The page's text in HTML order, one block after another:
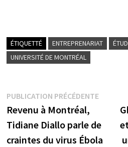
ÉTIQUETTÉ ENTREPRENARIAT
UNIVERSITÉ DE MONTRÉAL
Navigation
de
l’article
PUBLICATION PRÉCÉDENTE
Revenu à Montréal,
Tidiane Diallo parle de
craintes du virus Ébola